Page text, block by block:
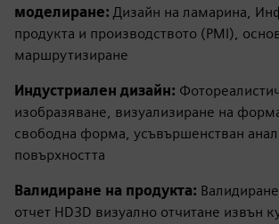
моделиране: Дизайн на ламарина,
продукта и производството (PMI),
маршрутизиране
Индустриален дизайн:
изобразяване, визуализиране на
свободна форма, усъвършенстван
повърхността
Валидиране на продукта:
отчет HD3D визуално отчитане извън